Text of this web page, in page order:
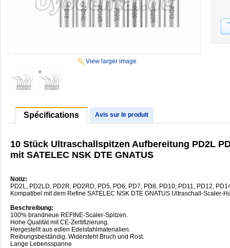
View larger image
Spécifications Avis sur le produit
10 Stück Ultraschallspitzen Aufbereitung PD2L
mit SATELEC NSK DTE GNATUS
Notiz:
PD2L, PD2LD, PD2R, PD2RD, PD5, PD6, PD7, PD8, PD10, PD11, PD12,
Kompatibel mit dem Refine SATELEC NSK DTE GNATUS Ultraschall-Scaler-
Beschreibung:
100% brandneue REFINE-Scaler-Spitzen.
Hohe Qualität mit CE-Zertifizierung.
Hergestellt aus edlen Edelstahlmaterialien.
Reibungsbeständig. Widersteht Bruch und Rost.
Lange Lebensspanne